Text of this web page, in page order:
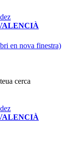
en nova finestra)
cerca